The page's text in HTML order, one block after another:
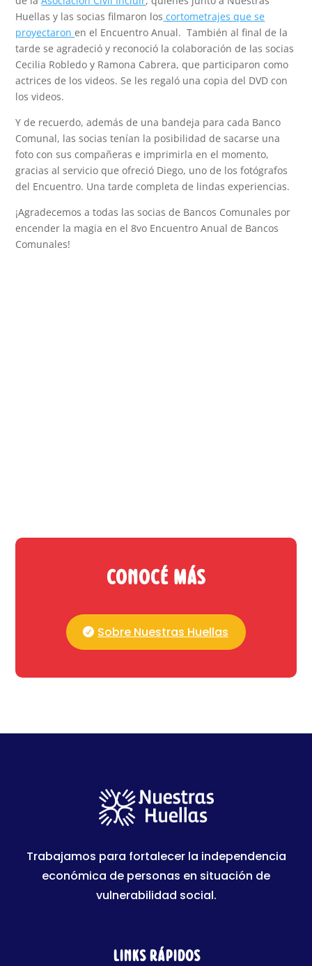
Huellas y las socias filmaron los cortometrajes que se
proyectaronen el Encuentro Anual. También al final de la
tarde se agradeció y reconoció la colaboración de las socias
Cecilia Robledo y Ramona Cabrera, que participaron como
actrices de los videos. Se les regaló una copia del DVD con
los videos.
Y de recuerdo, además de una bandeja para cada Banco
Comunal, las socias tenían la posibilidad de sacarse una
foto con sus compañeras e imprimirla en el momento,
gracias al servicio que ofreció Diego, uno de los fotógrafos
del Encuentro. Una tarde completa de lindas experiencias.
¡Agradecemos a todas las socias de Bancos Comunales por
encender la magia en el 8vo Encuentro Anual de Bancos
Comunales!
Conocé más
Sobre Nuestras Huellas
Trabajamos para fortalecer la independencia
económica de personas en situación de
vulnerabilidad social.
Links rápidos